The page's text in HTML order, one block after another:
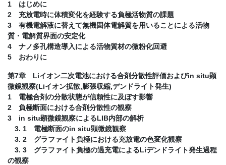
1 はじめに
2 充放電時に体積変化を経験する負極活物質の課題
3 有機電解液に替えて無機固体電解質を用いることによる活物
質・電解質界面の安定化
4 ナノ多孔構造導入による活物質材の微粉化回避
5 おわりに
第7章 Liイオン二次電池における合剤分散性評価およびin situ顕
微鏡観察(Liイオン拡散,膨張収縮,デンドライト発生)
1 電極合剤の分散状態が信頼性に及ぼす影響
2 負極断面における合剤分散性の観察
3 in situ顕微鏡観察によるLIB内部の解析
3. 1 電極断面のin situ顕微鏡観察
3. 2 グラファイト負極における充放電の色変化観察
3. 3 グラファイト負極の過充電によるLiデンドライト発生過程
の観察